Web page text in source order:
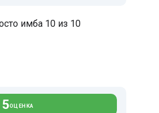
имба 10 из 10
5ОЦЕНКА